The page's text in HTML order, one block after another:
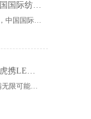
2024年中国国际纺织面料及辅料（秋冬）博览会完美收官！——华恩
2024年8月，中国国际纺织面料及辅料（秋冬）博览会完美收官！作为一家拥有30年历史的专业衣架制造商，我们非常荣幸能够参与这一盛会，并在此期间与众多客户进行了广泛而深入的交流。
设计师如虎携LEMONLEE红雪松礼盒荣获第六届未来·已来香港新锐当代设计奖铜奖
在这个充满无限可能的2024年夏季，LEMONLEE品牌设计师如虎以其非凡的创意与对自然的深刻理解，精心打造的红雪松木球礼盒，在“2024未来·已来——第六届香港新锐当代设计奖”中摘得铜奖。这不仅是对设计师如虎原创设计能力的嘉奖，更是对LEMONLEE品牌的高度认可。